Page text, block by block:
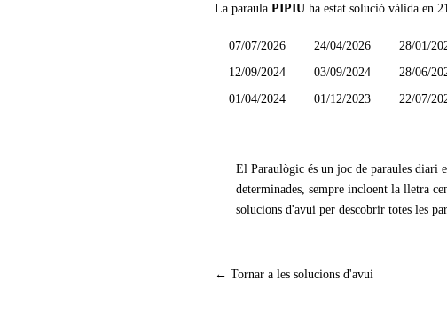
La paraula PIPIU ha estat solució vàlida en
07/07/2026 24/04/2026 28/01/
12/09/2024
03/09/2024 28/06/
01/04/2024
01/12/2023 22/07/
El Paraulògic és un joc de paraules diari
determinades, sempre incloent la lletra
solucions d'avui per descobrir totes les
← Tornar a les solucions d'avui